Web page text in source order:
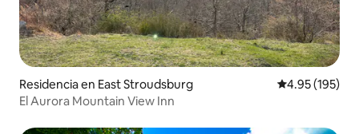
Residencia en East Stroudsburg Calificación
4.95 (195)
El Aurora Mountain View Inn